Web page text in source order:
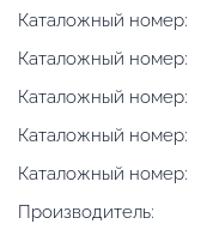
Каталожный номер:
Каталожный номер:
Каталожный номер:
Каталожный номер:
Каталожный номер:
Производитель: